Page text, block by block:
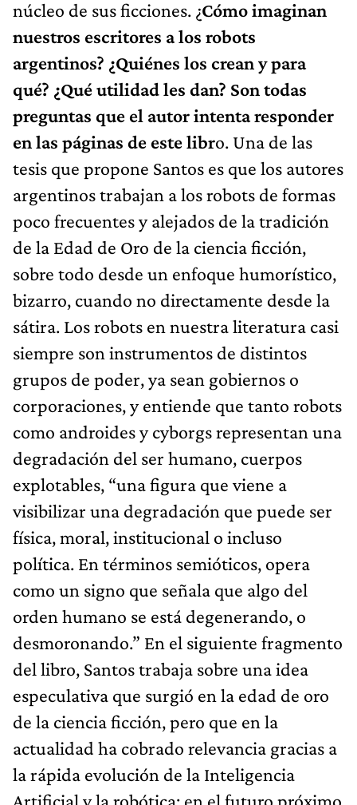
núcleo de sus ficciones. ¿Cómo imaginan
nuestros escritores a los robots
argentinos? ¿Quiénes los crean y para
qué? ¿Qué utilidad les dan? Son todas
preguntas que el autor intenta responder
en las páginas de este libro. Una de las
tesis que propone Santos es que los autores
argentinos trabajan a los robots de formas
poco frecuentes y alejados de la tradición
de la Edad de Oro de la ciencia ficción,
sobre todo desde un enfoque humorístico,
bizarro, cuando no directamente desde la
sátira. Los robots en nuestra literatura casi
siempre son instrumentos de distintos
grupos de poder, ya sean gobiernos o
corporaciones, y entiende que tanto robots
como androides y cyborgs representan una
degradación del ser humano, cuerpos
explotables, “una figura que viene a
visibilizar una degradación que puede ser
física, moral, institucional o incluso
política. En términos semióticos, opera
como un signo que señala que algo del
orden humano se está degenerando, o
desmoronando.” En el siguiente fragmento
del libro, Santos trabaja sobre una idea
especulativa que surgió en la edad de oro
de la ciencia ficción, pero que en la
actualidad ha cobrado relevancia gracias a
la rápida evolución de la Inteligencia
Artificial y la robótica: en el futuro próximo